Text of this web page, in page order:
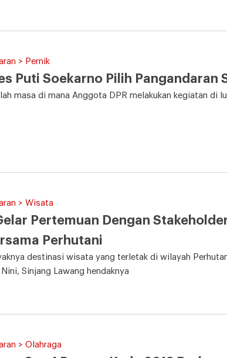
> Pernik
Puti Soekarno Pilih Pangandaran
masa di mana Anggota DPR melakukan kegiatan di
> Wisata
Pertemuan Dengan
Perhutani
destinasi wisata yang terletak di wilayah
Sinjang Lawang hendaknya
> Olahraga